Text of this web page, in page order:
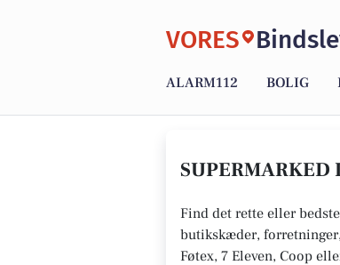
VORES
ALARM112 BOLIG
SUPERMARKED
Find det rette eller
butikskæder,
Føtex, 7 Eleven, Coop